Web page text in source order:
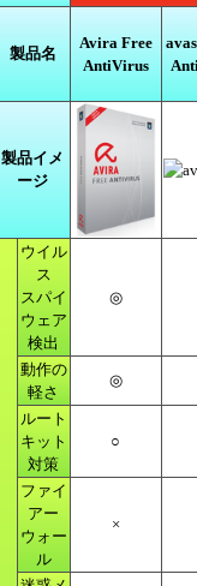
製品名
Avira Free
AntiVirus
製品イメ
ージ
ウイル
ス
スパイ
ウェア
検出
◎
動作の
軽さ
◎
ルート
キット
対策
○
ファイ
アー
ウォー
ル
×